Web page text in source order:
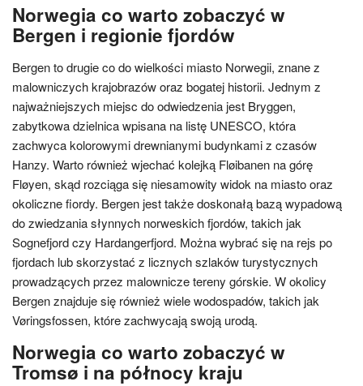
Norwegia co warto zobaczyć w
Bergen i regionie fjordów
Bergen to drugie co do wielkości miasto Norwegii, znane z
malowniczych krajobrazów oraz bogatej historii. Jednym z
najważniejszych miejsc do odwiedzenia jest Bryggen,
zabytkowa dzielnica wpisana na listę UNESCO, która
zachwyca kolorowymi drewnianymi budynkami z czasów
Hanzy. Warto również wjechać kolejką Fløibanen na górę
Fløyen, skąd rozciąga się niesamowity widok na miasto oraz
okoliczne fiordy. Bergen jest także doskonałą bazą wypadową
do zwiedzania słynnych norweskich fjordów, takich jak
Sognefjord czy Hardangerfjord. Można wybrać się na rejs po
fjordach lub skorzystać z licznych szlaków turystycznych
prowadzących przez malownicze tereny górskie. W okolicy
Bergen znajduje się również wiele wodospadów, takich jak
Vøringsfossen, które zachwycają swoją urodą.
Norwegia co warto zobaczyć w
Tromsø i na północy kraju